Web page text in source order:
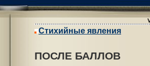
Стихийные явления
ПОСЛЕ БАЛЛОВ